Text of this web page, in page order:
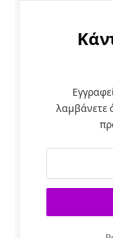
λαμβάνετε